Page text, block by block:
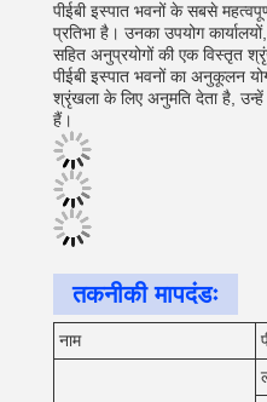
पीईबी इस्पात भवनों के सबसे
प्रतिभा है। उनका उपयोग
सहित अनुप्रयोगों की एक विस्तृत
पीईबी इस्पात भवनों का अनुकूलन
श्रृंखला के लिए अनुमति देता है, उन्हें
हैं।
तकनीकी मापदंडः
नाम